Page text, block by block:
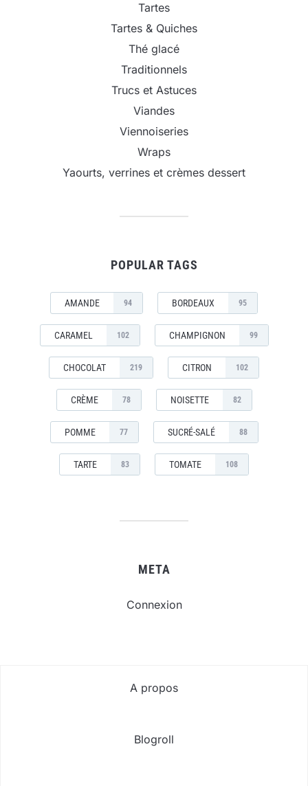
Tartes
Tartes & Quiches
Thé glacé
Traditionnels
Trucs et Astuces
Viandes
Viennoiseries
Wraps
Yaourts, verrines et crèmes dessert
POPULAR TAGS
AMANDE 94 BORDEAUX 95
CARAMEL 102 CHAMPIGNON 99
CHOCOLAT 219 CITRON 102
CRÈME 78 NOISETTE 82
POMME 77 SUCRÉ-SALÉ 88
TARTE 83 TOMATE 108
META
Connexion
A propos
Blogroll